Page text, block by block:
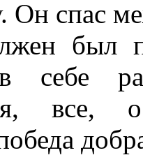
Он спас
был
себе
все,